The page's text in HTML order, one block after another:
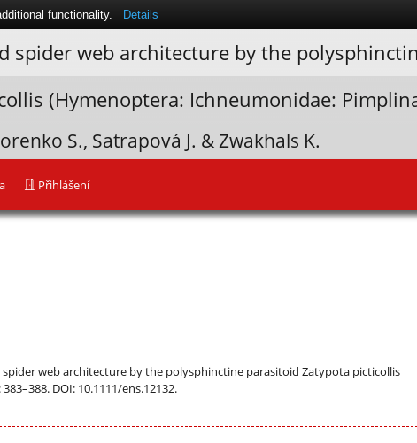
spider web architecture by the
(Hymenoptera: Ichneumonidae:
S., Satrapová J. & Zwakhals K.
Přihlášení
web architecture by the polysphinctine parasitoid Zatypota picticollis
DOI: 10.1111/ens.12132.
functionality. Details